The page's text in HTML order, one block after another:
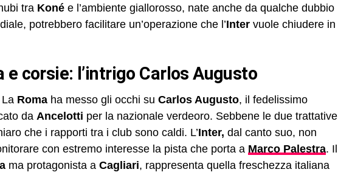
tra Koné e l’ambiente giallorosso, nate anche da qualche dubbio
potrebbero facilitare un’operazione che l’Inter vuole chiudere in
corsie: l’intrigo Carlos Augusto
Roma ha messo gli occhi su Carlos Augusto, il fedelissimo
da Ancelotti per la nazionale verdeoro. Sebbene le due trattative
che i rapporti tra i club sono caldi. L’Inter, dal canto suo, non
con estremo interesse la pista che porta a Marco Palestra. Il
ma protagonista a Cagliari, rappresenta quella freschezza italiana